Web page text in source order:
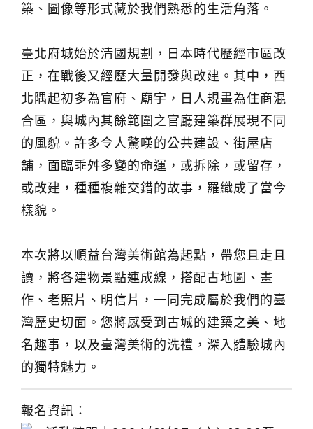
築、圖像等形式藏於我們熟悉的生活角落。
臺北府城始於清國規劃，日本時代歷經市區改
正，在戰後又經歷大量開發與改建。其中，西
北隅起初多為官府、廟宇，日人規畫為住商混
合區，與城內其餘範圍之官廳建築群展現不同
的風貌。許多令人驚嘆的公共建設、街屋店
舖，面臨乖舛多變的命運，或拆除，或留存，
或改建，種種複雜交錯的故事，羅織成了當今
樣貌。
本次將以順益台灣美術館為起點，帶您且走且
讀，將各建物景點連成線，搭配古地圖、畫
作、老照片、明信片，一同完成屬於我們的臺
灣歷史切面。您將感受到古城的建築之美、地
名趣事，以及臺灣美術的洗禮，深入體驗城內
的獨特魅力。
報名資訊：